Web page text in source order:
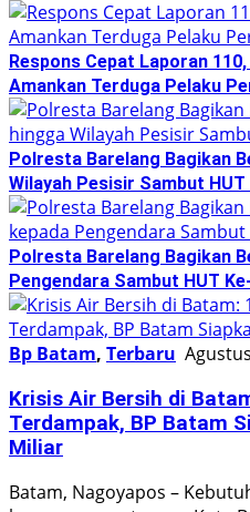
Respons Cepat Laporan
Amankan Terduga Pelaku
Polresta Barelang Bagikan
Wilayah Pesisir Sambut HUT
Polresta Barelang Bagikan
Pengendara Sambut HUT
Bp Batam, Terbaru
Krisis Air Bersih di
Terdampak, BP Batam
Miliar
Batam, Nagoyapos –